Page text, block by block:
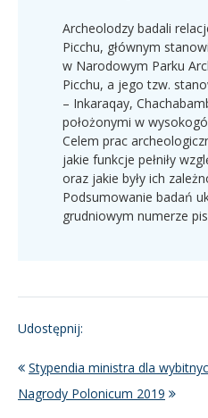
Archeolodzy badali
Picchu, głównym
w Narodowym Parku
Picchu, a jego tzw.
– Inkaraqay,
położonymi w
Celem prac
jakie funkcje pełniły
oraz jakie były ich
Podsumowanie badań
grudniowym numerze
Udostępnij:
Stypendia ministra dla
Nagrody Polonicum 2019